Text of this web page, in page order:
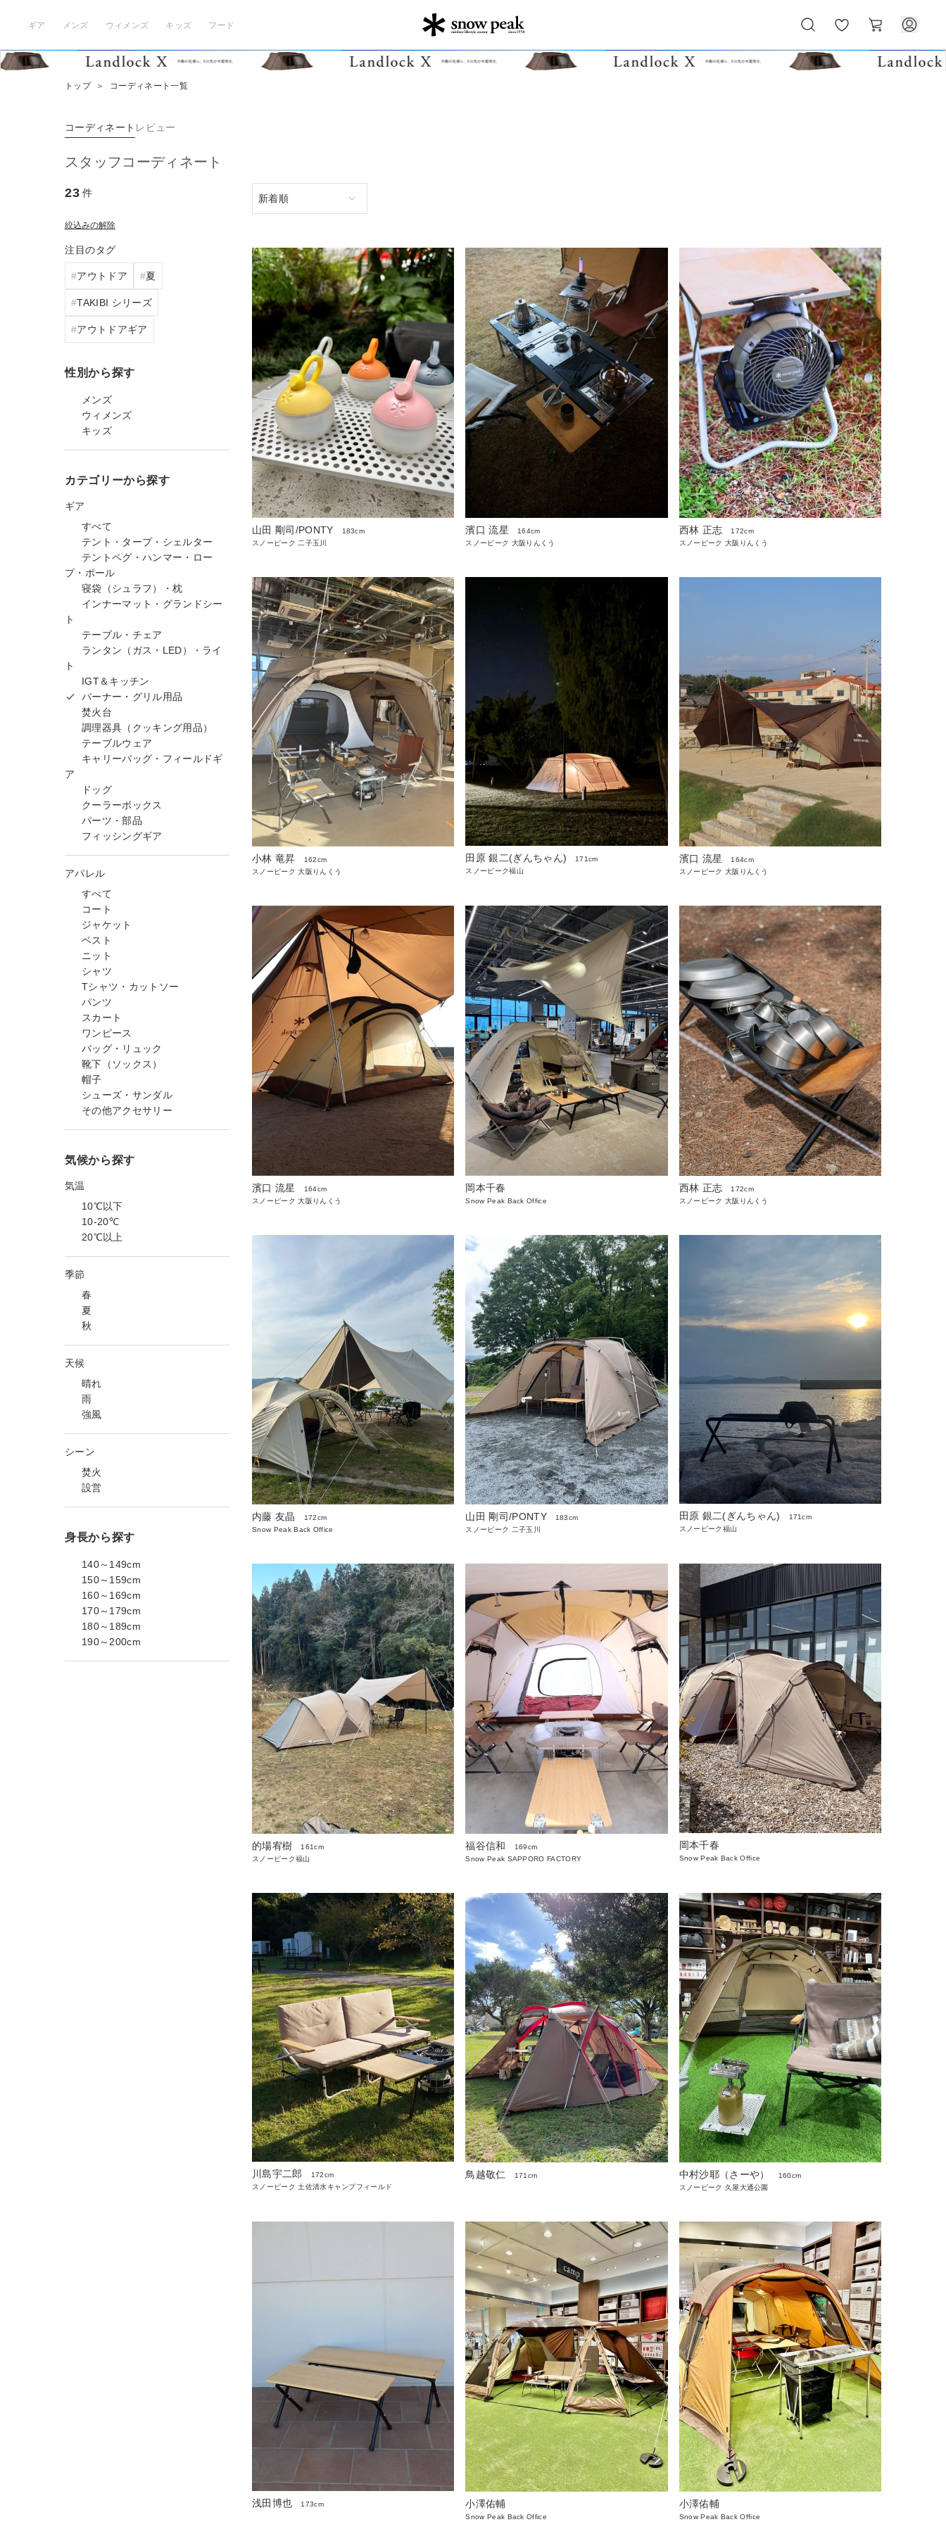
ギア メンズ ウィメンズ キッズ フード
気
に
ー
ト
トップ ＞ コーディネート一覧
コーディネート レビュー
スタッフコーディネート
23 件
絞込みの解除
注目のタグ
アウトドア 夏
TAKIBI シリーズ
アウトドアギア
性別から探す
メンズ
ウィメンズ
キッズ
カテゴリーから探す
ギア
すべて
テント・タープ・シェルター
テントペグ・ハンマー・ロー
プ・ポール
寝袋（シュラフ）・枕
インナーマット・グランドシー
ト
テーブル・チェア
ランタン（ガス・LED）・ライ
ト
IGT＆キッチン
バーナー・グリル用品
焚火台
調理器具（クッキング用品）
テーブルウェア
キャリーバッグ・フィールドギ
ア
ドッグ
クーラーボックス
パーツ・部品
フィッシングギア
アパレル
すべて
コート
ジャケット
ベスト
ニット
シャツ
Tシャツ・カットソー
パンツ
スカート
ワンピース
バッグ・リュック
靴下（ソックス）
帽子
シューズ・サンダル
その他アクセサリー
気候から探す
気温
10℃以下
10-20℃
20℃以上
季節
春
夏
秋
天候
晴れ
雨
強風
シーン
焚火
設営
身長から探す
140～149cm
150～159cm
160～169cm
170～179cm
180～189cm
190～200cm
山田 剛司/PONTY
183cm
スノーピーク 二子玉川
濱口 流星
164cm
スノーピーク 大阪りんくう
西林 正志
172cm
スノーピーク 大阪りんくう
小林 竜昇
162cm
スノーピーク 大阪りんくう
田原 銀二(ぎんちゃん)
171cm
スノーピーク福山
濱口 流星
164cm
スノーピーク 大阪りんくう
濱口 流星
164cm
スノーピーク 大阪りんくう
岡本千春
Snow Peak Back Office
西林 正志
172cm
スノーピーク 大阪りんくう
内藤 友晶
172cm
Snow Peak Back Office
山田 剛司/PONTY
183cm
スノーピーク 二子玉川
田原 銀二(ぎんちゃん)
171cm
スノーピーク福山
的場宥樹
161cm
スノーピーク福山
福谷信和
169cm
Snow Peak SAPPORO FACTORY
岡本千春
Snow Peak Back Office
川島宇二郎
172cm
スノーピーク 土佐清水キャンプフィールド
鳥越敬仁 171cm 中村沙耶（さーや）
160cm
スノーピーク 久屋大通公園
浅田博也 173cm 小澤佑輔
Snow Peak Back Office
小澤佑輔
Snow Peak Back Office